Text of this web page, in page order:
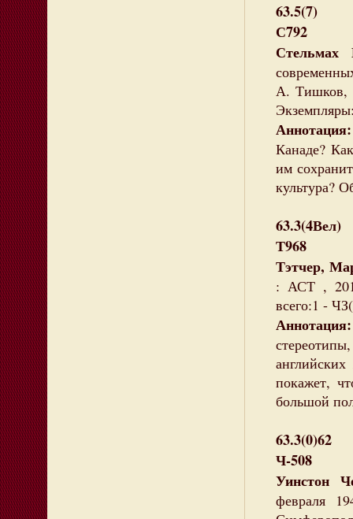
63.5(7)
С792
А. Тишков,
Канаде?
им
культура?
63.3(4Вел)
Т968
Тэтчер,
: АСТ ,
всего:1 -
Аннотация:
покажет,
большой
63.3(0)62
Ч-508
Уинстон
февраля